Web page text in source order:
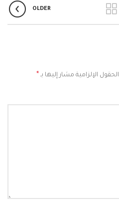
OLDER
الحقول الإلزامية مشار إليها بـ *